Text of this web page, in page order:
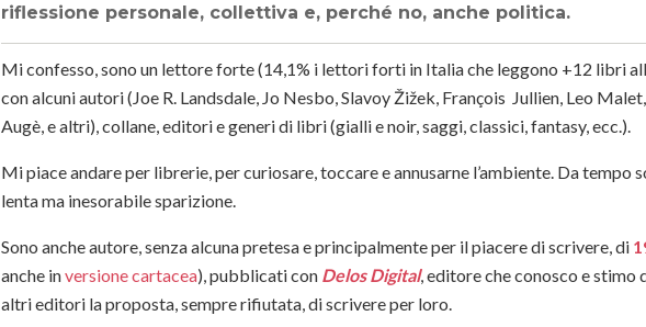
riflessione personale, collettiva e, perché no, anche politica.
Mi confesso, sono un lettore forte (14,1% i lettori forti in Italia che leggono +12 libri
con alcuni autori (Joe R. Landsdale, Jo Nesbo, Slavoy Žižek, François Jullien, Leo
Augè, e altri), collane, editori e generi di libri (gialli e noir, saggi, classici, fantasy, ecc.).
Mi piace andare per librerie, per curiosare, toccare e annusarne l’ambiente. Da tempo
lenta ma inesorabile sparizione.
Sono anche autore, senza alcuna pretesa e principalmente per il piacere di scrivere, di
anche inversione cartacea), pubblicati con Delos Digital, editore che conosco e stimo
altri editori la proposta, sempre rifiutata, di scrivere per loro.